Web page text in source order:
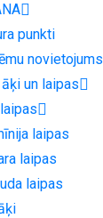
punkti
novietojums
un laipas
laipas
laipas
laipas